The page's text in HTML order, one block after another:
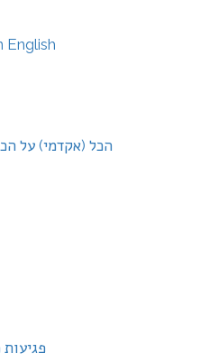
English
הכל (אקדמי) על
פגיעות